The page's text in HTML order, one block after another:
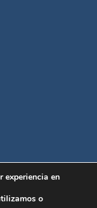
legal
experiencia en
o